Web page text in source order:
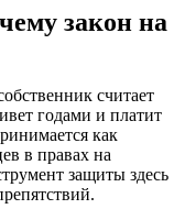
закон на
считает
годами и платит
как
в правах на
защиты здесь